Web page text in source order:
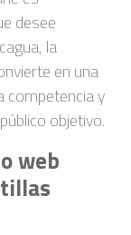
desee
la
en una
competencia y
objetivo.
web